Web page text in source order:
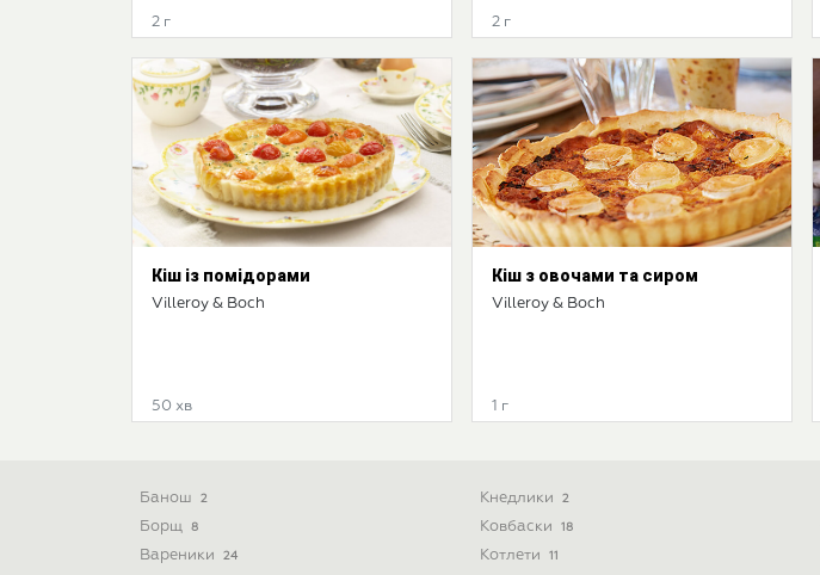
2 г 2 г
Кіш із помідорами
Villeroy & Boch
50 хв
Кіш з овочами та сиром
Villeroy & Boch
1 г
Банош 2
Борщ 8
Вареники 24
Кнедлики 2
Ковбаски 18
Котлети 11